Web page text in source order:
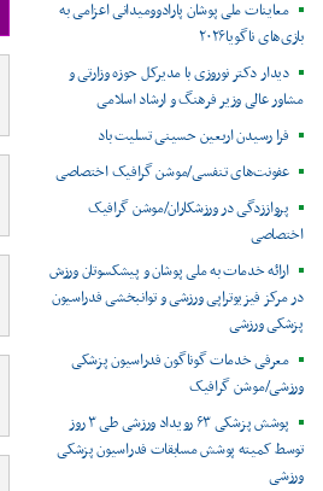
معاینات ملی پوشان پارادوومیدانی اعزامی به
بازی‌های ناگویا۲۰۲۶
دیدار دکتر نوروزی با مدیرکل حوزه وزارتی و
مشاور عالی وزیر فرهنگ و ارشاد اسلامی
فرا رسیدن اربعین حسینی تسلیت باد
عفونت‌های تنفسی/موشن گرافیک اختصاصی
پرواززدگی در ورزشکاران/موشن گرافیک
اختصاصی
ارائه خدمات به ملی پوشان و پیشکسوتان ورزش
در مرکز فیزیوتراپی ورزشی و توانبخشی فدراسیون
پزشکی ورزشی
معرفی خدمات گوناگون فدراسیون پزشکی
ورزشی/موشن گرافیک
پوشش پزشکی ۶۳ رویداد ورزشی طی ۳ روز
توسط کمیته پوشش مسابقات فدراسیون پزشکی
ورزشی